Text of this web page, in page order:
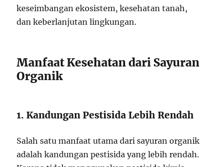
keseimbangan ekosistem, kesehatan tanah,
dan keberlanjutan lingkungan.
Manfaat Kesehatan dari Sayuran
Organik
1. Kandungan Pestisida Lebih Rendah
Salah satu manfaat utama dari sayuran organik
adalah kandungan pestisida yang lebih rendah.